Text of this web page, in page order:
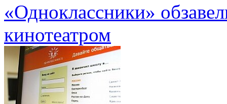
«Одноклассники»
кинотеатром